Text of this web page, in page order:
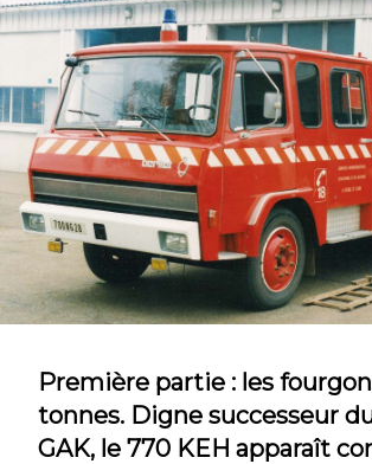
Première partie : les
tonnes. Digne successeur
GAK, le 770 KEH apparaît